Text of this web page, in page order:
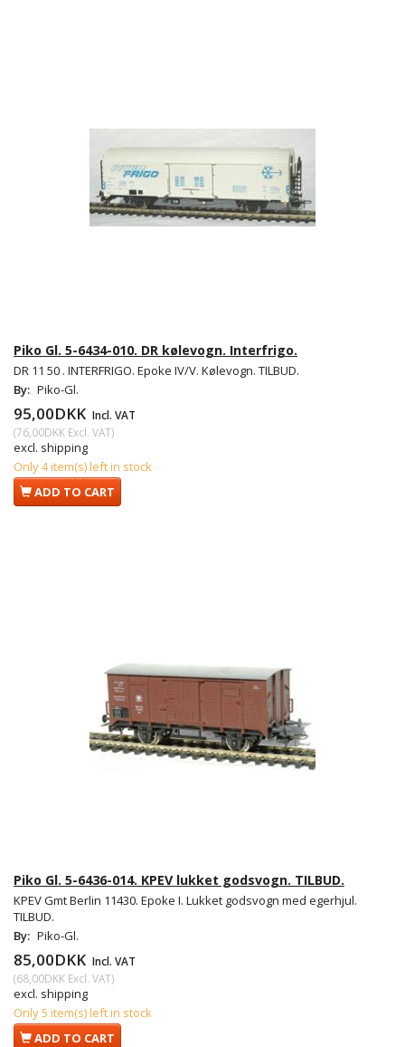
Piko Gl. 5-6434-010. DR kølevogn. Interfrigo.
DR 11 50 . INTERFRIGO. Epoke IV/V. Kølevogn. TILBUD.
By: Piko-Gl.
95,00DKK Incl. VAT
(76,00DKK Excl. VAT)
excl. shipping
Only 4 item(s) left in stock
ADD TO CART
Piko Gl. 5-6436-014. KPEV lukket godsvogn. TILBUD.
KPEV Gmt Berlin 11430. Epoke I. Lukket godsvogn med egerhjul.
TILBUD.
By: Piko-Gl.
85,00DKK Incl. VAT
(68,00DKK Excl. VAT)
excl. shipping
Only 5 item(s) left in stock
ADD TO CART